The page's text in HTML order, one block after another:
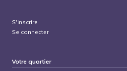
S'inscrire
Se connecter
Votre quartier